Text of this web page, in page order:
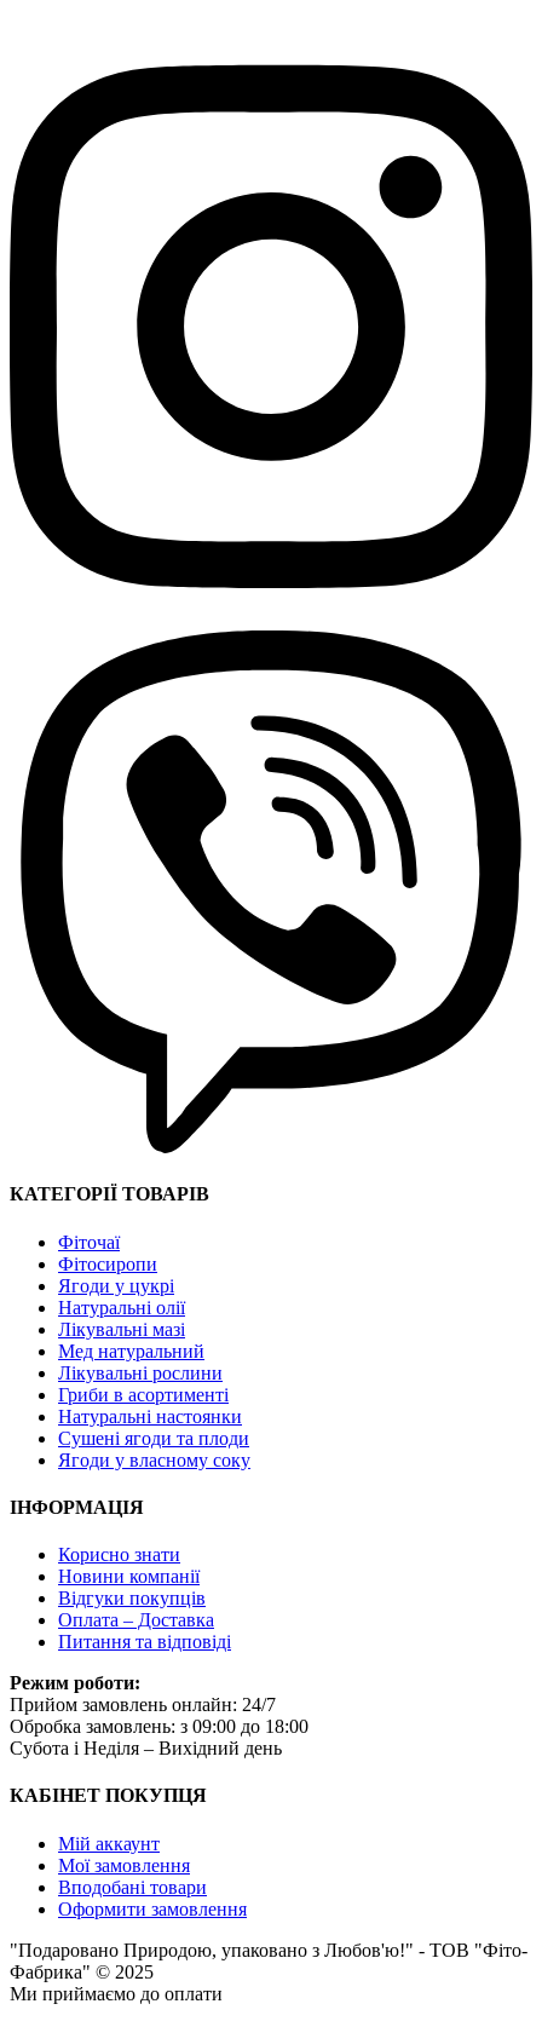
КАТЕГОРІЇ ТОВАРІВ
Фіточаї
Фітосиропи
Ягоди у цукрі
Натуральні олії
Лікувальні мазі
Мед натуральний
Лікувальні рослини
Гриби в асортименті
Натуральні настоянки
Сушені ягоди та плоди
Ягоди у власному соку
ІНФОРМАЦІЯ
Корисно знати
Новини компанії
Відгуки покупців
Оплата – Доставка
Питання та відповіді
Режим роботи:
Прийом замовлень онлайн: 24/7
Обробка замовлень: з 09:00 до 18:00
Субота i Неділя – Вихідний день
КАБІНЕТ ПОКУПЦЯ
Мій аккаунт
Мої замовлення
Вподобані товари
Оформити замовлення
"Подаровано Природою, упаковано з Любов'ю!" - ТОВ "Фіто-
Фабрика" © 2025
Ми приймаємо до оплати